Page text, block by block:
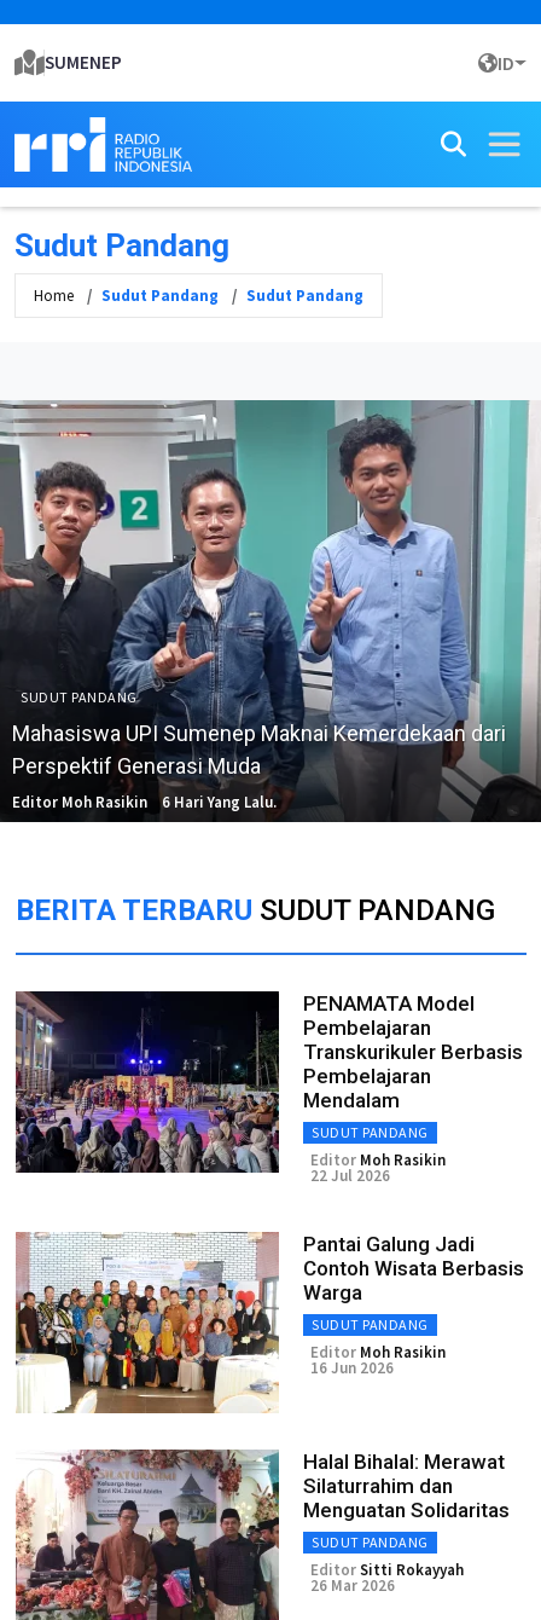
SUMENEP ID
Sudut Pandang
Home Sudut Pandang Sudut Pandang
SUDUT PANDANG
Mahasiswa UPI Sumenep Maknai Kemerdekaan dari
Perspektif Generasi Muda
Editor Moh Rasikin 6 Hari Yang Lalu.
BERITA TERBARU SUDUT PANDANG
PENAMATA Model
Pembelajaran
Transkurikuler Berbasis
Pembelajaran
Mendalam
SUDUT PANDANG
Editor Moh Rasikin
22 Jul 2026
Pantai Galung Jadi
Contoh Wisata Berbasis
Warga
SUDUT PANDANG
Editor Moh Rasikin
16 Jun 2026
Halal Bihalal: Merawat
Silaturrahim dan
Menguatan Solidaritas
SUDUT PANDANG
EditorSitti Rokayyah
26 Mar 2026